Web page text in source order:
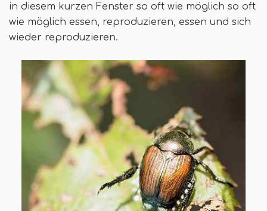
in diesem kurzen Fenster so oft wie möglich so oft
wie möglich essen, reproduzieren, essen und sich
wieder reproduzieren.